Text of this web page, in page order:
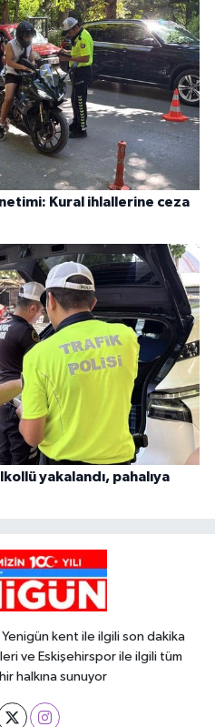
Kural ihlallerine ceza
yakalandı, pahalıya
kent ile ilgili son dakika
ve Eskişehirspor ile ilgili tüm
halkına sunuyor